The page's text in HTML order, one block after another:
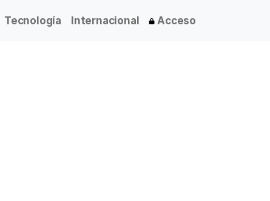
Tecnología Internacional Acceso